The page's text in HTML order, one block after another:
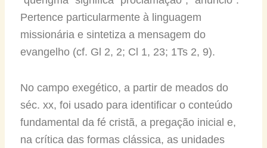
Pertence particularmente à linguagem
missionária e sintetiza a mensagem do
evangelho (cf. Gl 2, 2; Cl 1, 23; 1Ts 2, 9).
No campo exegético, a partir de meados do
séc. xx, foi usado para identificar o conteúdo
fundamental da fé cristã, a pregação inicial e,
na crítica das formas clássica, as unidades